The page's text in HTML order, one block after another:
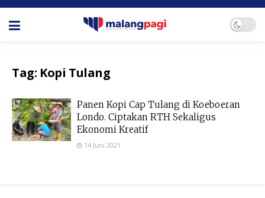
Tag: Kopi Tulang
Panen Kopi Cap Tulang di Koeboeran
Londo. Ciptakan RTH Sekaligus
Ekonomi Kreatif
14 Juni 2021